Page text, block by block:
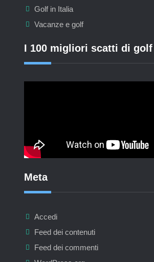
Golf in Italia
Vacanze e golf
I 100 migliori scatti di golf
Meta
Accedi
Feed dei contenuti
Feed dei commenti